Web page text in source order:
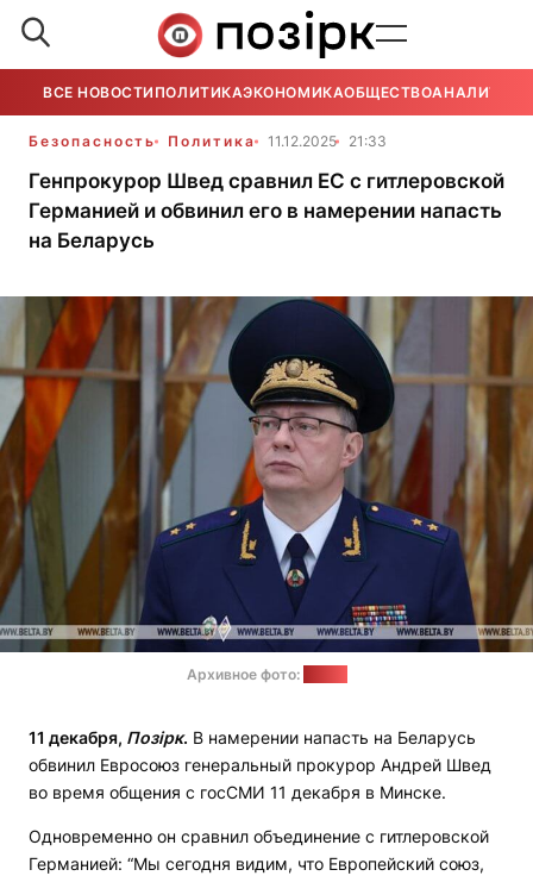
ВСЕ НОВОСТИ ПОЛИТИКАЭКОНОМИКАОБЩЕСТВОАНАЛИТИКА
Безопасность Политика 11.12.2025 21:33
Генпрокурор Швед сравнил ЕС с гитлеровской
Германией и обвинил его в намерении напасть
на Беларусь
Архивное фото:
11 декабря, Позірк. В намерении напасть на Беларусь
обвинил Евросоюз генеральный прокурор Андрей Швед
во время общения с госСМИ 11 декабря в Минске.
Одновременно он сравнил объединение с гитлеровской
Германией: “Мы сегодня видим, что Европейский союз,